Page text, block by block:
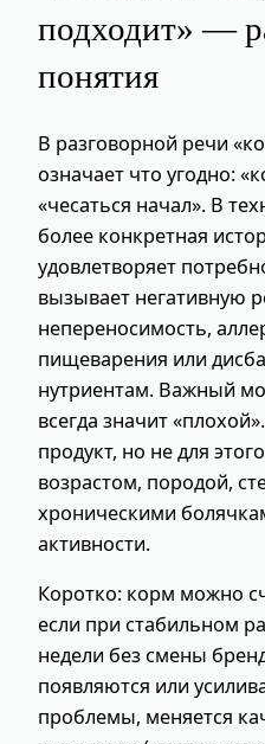
подходит» —
понятия
В разговорной речи
означает что угодно:
«чесаться начал». В
более конкретная
удовлетворяет
вызывает
непереносимость,
пищеварения или
нутриентам. Важный
всегда значит
продукт, но не для
возрастом, породой,
хроническими
активности.
Коротко: корм можно
если при стабильном
недели без смены
появляются или
проблемы, меняется